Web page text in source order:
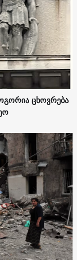
ცხოვრება